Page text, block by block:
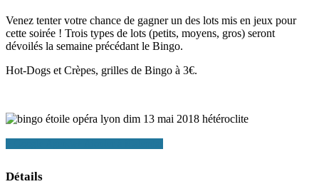
Venez tenter votre chance de gagner un des lots mis en jeux pour
cette soirée ! Trois types de lots (petits, moyens, gros) seront
dévoilés la semaine précédant le Bingo.
Hot-Dogs et Crèpes, grilles de Bingo à 3€.
Détails